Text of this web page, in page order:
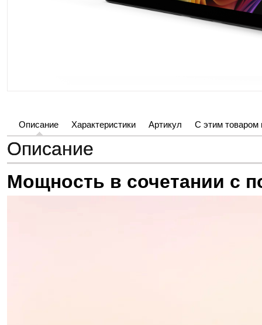
Описание Характеристики Артикул С этим товаром
Описание
Мощность в сочетании с